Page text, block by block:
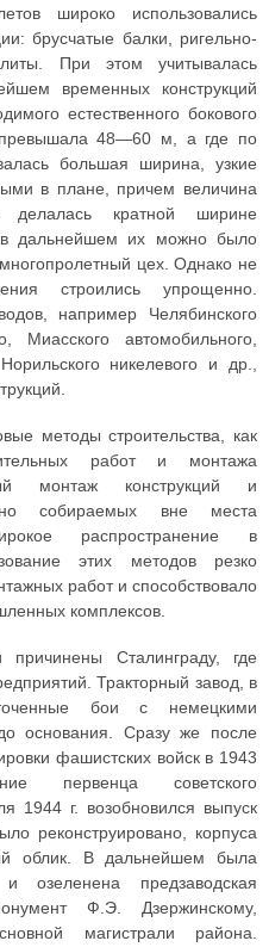
широко использовались
брусчатые балки, ригельно-
При этом учитывалась
временных конструкций
естественного бокового
48—60 м, а где по
большая ширина, узкие
в плане, причем величина
делалась кратной ширине
в дальнейшем их можно было
цех. Однако не
строились упрощенно.
например Челябинского
Миасского автомобильного,
никелевого и др.,
методы строительства, как
работ и монтажа
монтаж конструкций и
собираемых вне места
распространение в
этих методов резко
работ и способствовало
комплексов.
Сталинграду, где
Тракторный завод, в
бои с немецкими
основания. Сразу же после
фашистских войск в 1943
первенца советского
1944 г. возобновился выпуск
реконструировано, корпуса
облик. В дальнейшем была
и озеленена предзаводская
Ф.Э. Дзержинскому,
магистрали района.